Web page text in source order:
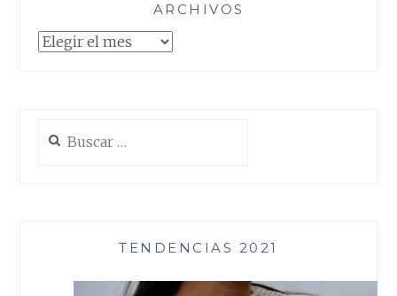
ARCHIVOS
Archivos
TENDENCIAS 2021